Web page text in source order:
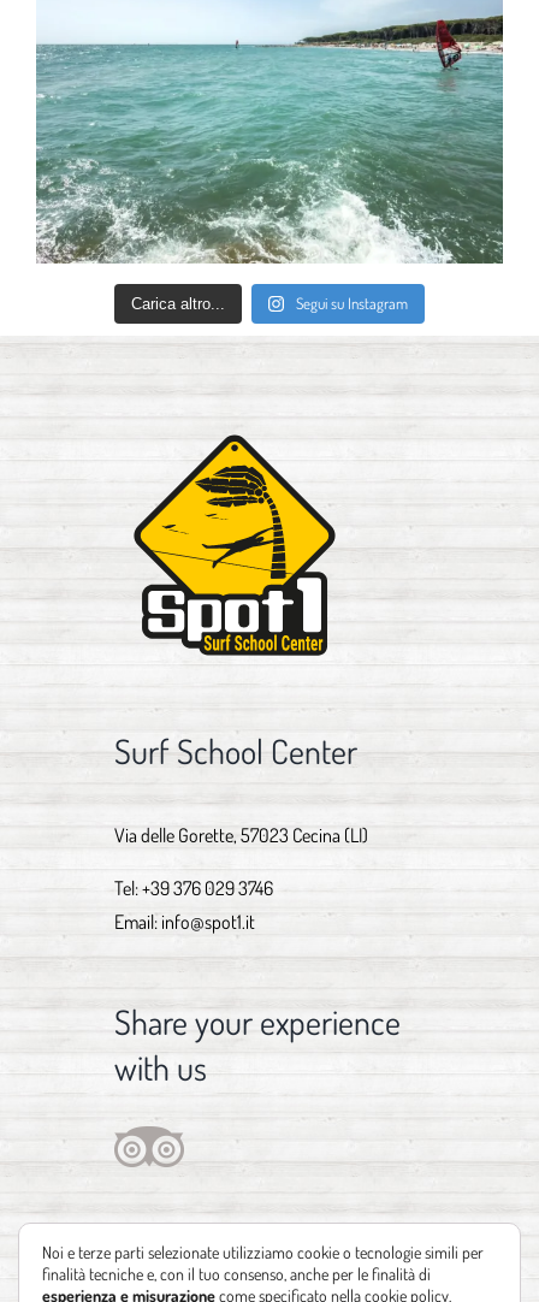
Carica altro... Segui su Instagram
Surf School Center
Via delle Gorette, 57023 Cecina (LI)
Tel:+39 376 029 3746
Email: info@spot1.it
Share your experience
with us
Noi e terze parti selezionate utilizziamo cookie o tecnologie simili per
finalità tecniche e, con il tuo consenso, anche per le finalità di
esperienza e misurazionecome specificato nellacookie policy